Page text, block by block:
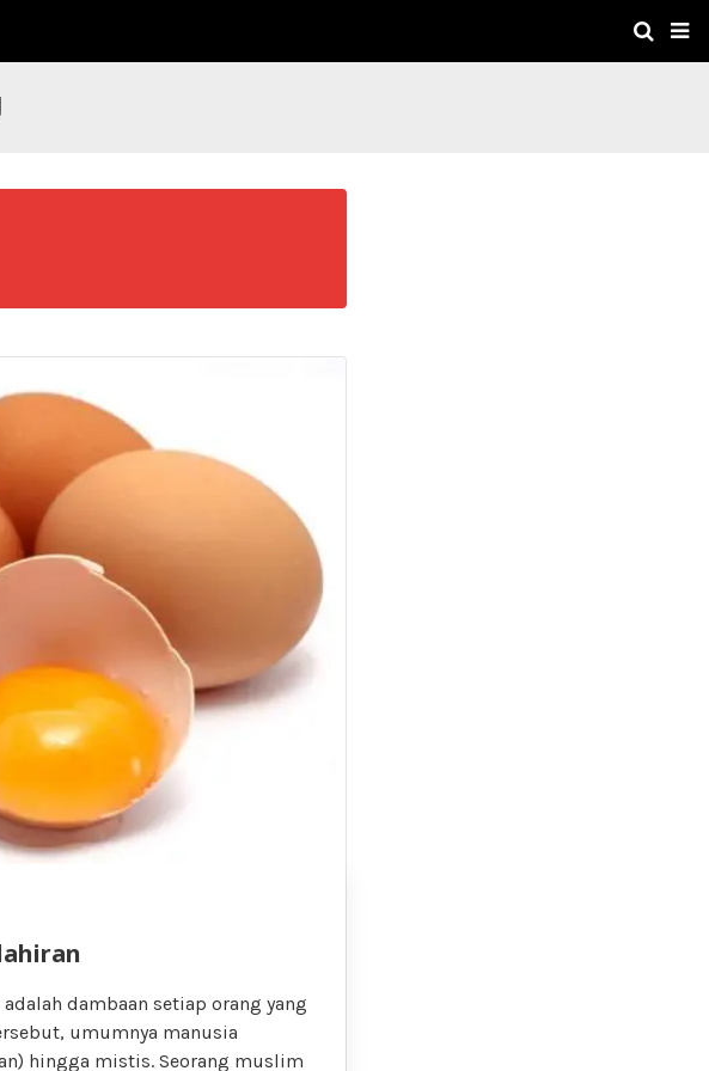
dambaan setiap orang yang
umumnya manusia
hingga mistis. Seorang muslim